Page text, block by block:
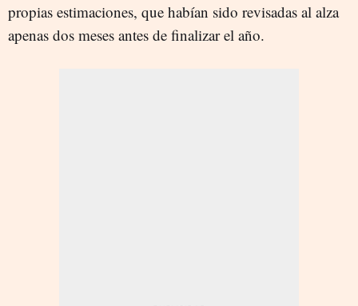
propias estimaciones, que habían sido revisadas al alza
apenas dos meses antes de finalizar el año.